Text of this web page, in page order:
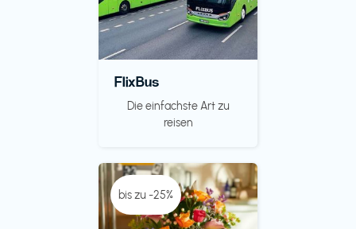
FlixBus
Die einfachste Art zu
reisen
bis zu -25%